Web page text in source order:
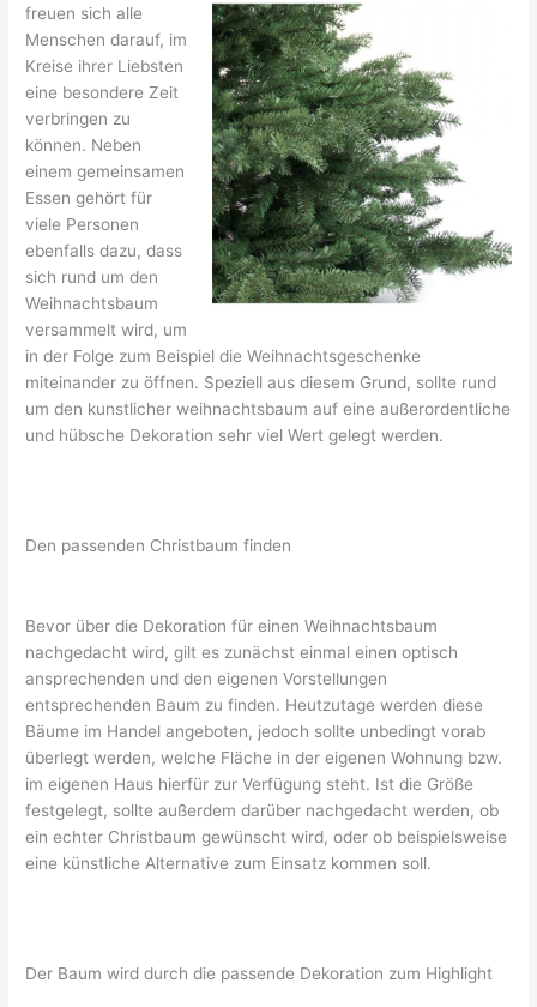
freuen sich alle
Menschen darauf, im
Kreise ihrer Liebsten
eine besondere Zeit
verbringen zu
können. Neben
einem gemeinsamen
Essen gehört für
viele Personen
ebenfalls dazu, dass
sich rund um den
Weihnachtsbaum
versammelt wird, um
in der Folge zum Beispiel die Weihnachtsgeschenke
miteinander zu öffnen. Speziell aus diesem Grund, sollte rund
um den kunstlicher weihnachtsbaum auf eine außerordentliche
und hübsche Dekoration sehr viel Wert gelegt werden.
Den passenden Christbaum finden
Bevor über die Dekoration für einen Weihnachtsbaum
nachgedacht wird, gilt es zunächst einmal einen optisch
ansprechenden und den eigenen Vorstellungen
entsprechenden Baum zu finden. Heutzutage werden diese
Bäume im Handel angeboten, jedoch sollte unbedingt vorab
überlegt werden, welche Fläche in der eigenen Wohnung bzw.
im eigenen Haus hierfür zur Verfügung steht. Ist die Größe
festgelegt, sollte außerdem darüber nachgedacht werden, ob
ein echter Christbaum gewünscht wird, oder ob beispielsweise
eine künstliche Alternative zum Einsatz kommen soll.
Der Baum wird durch die passende Dekoration zum Highlight